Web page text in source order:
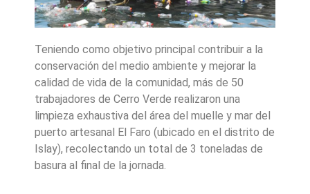
Teniendo como objetivo principal contribuir a la
conservación del medio ambiente y mejorar la
calidad de vida de la comunidad, más de 50
trabajadores de Cerro Verde realizaron una
limpieza exhaustiva del área del muelle y mar del
puerto artesanal El Faro (ubicado en el distrito de
Islay), recolectando un total de 3 toneladas de
basura al final de la jornada.